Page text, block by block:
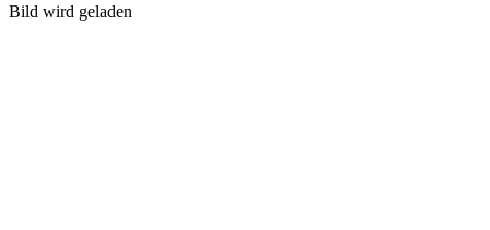
Bild wird geladen